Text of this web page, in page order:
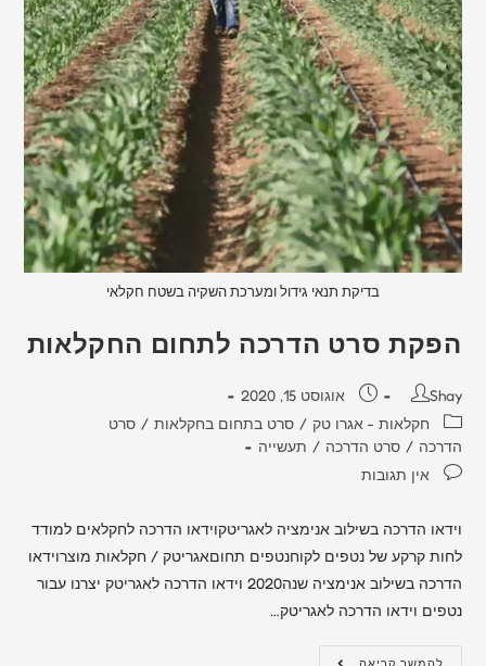
בדיקת תנאי גידול ומערכת השקיה בשטח חקלאי
הפקת סרט הדרכה לתחום החקלאות
Shay
אוגוסט 15, 2020
חקלאות - אגרו טק / סרט בתחום בחקלאות / סרט
הדרכה / סרט הדרכה / תעשייה
אין תגובות
וידאו הדרכה בשילוב אנימציה לאגריטקוידאו הדרכה לחקלאים למודד
לחות קרקע של נטפים לקוחנטפים תחוםאגריטק / חקלאות מוצרוידאו
הדרכה בשילוב אנימציה שנה2020 וידאו הדרכה לאגריטק יצרנו עבור
נטפים וידאו הדרכה לאגריטק…